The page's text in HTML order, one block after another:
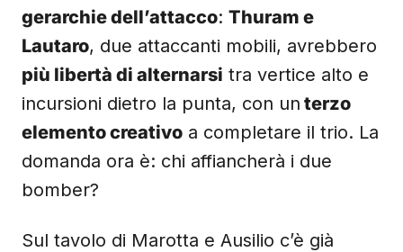
gerarchie dell’attacco: Thuram e
Lautaro, due attaccanti mobili, avrebbero
più libertà di alternarsi tra vertice alto e
incursioni dietro la punta, con un terzo
elemento creativo a completare il trio. La
domanda ora è: chi affiancherà i due
bomber?
Sul tavolo di Marotta e Ausilio c’è già